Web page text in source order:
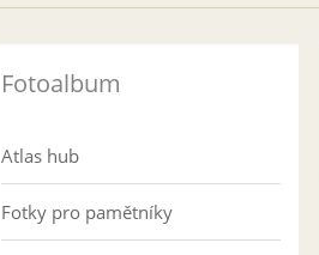
Fotoalbum
Atlas hub
Fotky pro pamětníky